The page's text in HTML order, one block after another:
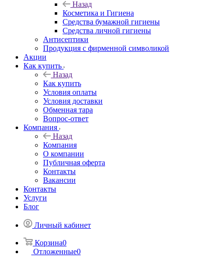
Назад
Косметика и Гигиена
Средства бумажной гигиены
Средства личной гигиены
Антисептики
Продукция с фирменной символикой
Акции
Как купить
Назад
Как купить
Условия оплаты
Условия доставки
Обменная тара
Вопрос-ответ
Компания
Назад
Компания
О компании
Публичная оферта
Контакты
Вакансии
Контакты
Услуги
Блог
Личный кабинет
Корзина0
Отложенные0